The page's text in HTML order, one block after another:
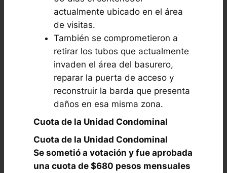
actualmente ubicado en el área
de visitas.
También se comprometieron a
retirar los tubos que actualmente
invaden el área del basurero,
reparar la puerta de acceso y
reconstruir la barda que presenta
daños en esa misma zona.
Cuota de la Unidad Condominal
Cuota de la Unidad Condominal
Se sometió a votación y fue aprobada
una cuota de $680 pesos mensuales